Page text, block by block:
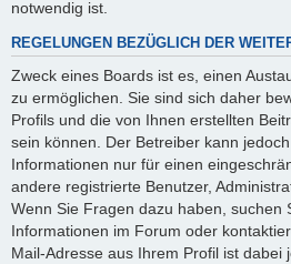
notwendig ist.
REGELUNGEN BEZÜGLICH DER
Zweck eines Boards ist es, einen
zu ermöglichen. Sie sind sich daher
Profils und die von Ihnen erstellten
sein können. Der Betreiber kann
Informationen nur für einen
andere registrierte Benutzer,
Wenn Sie Fragen dazu haben, suchen
Informationen im Forum oder
Mail-Adresse aus Ihrem Profil ist dabei